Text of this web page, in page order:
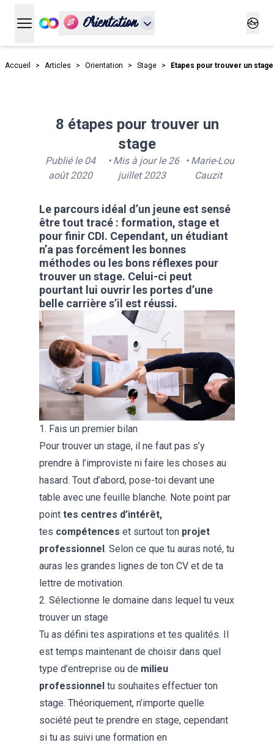
Ouvrir le menu principal
Orientation
Accueil > Articles > Orientation > Stage > Etapes pour trouver un stage
8 étapes pour trouver un
stage
Publié le04
août 2020
• Mis à jour le 26
juillet 2023
• Marie-Lou
Cauzit
Le parcours idéal d’un jeune est sensé
être tout tracé : formation, stage et
pour finir CDI. Cependant, un étudiant
n’a pas forcément les bonnes
méthodes ou les bons réflexes pour
trouver un stage. Celui-ci peut
pourtant lui ouvrir les portes d’une
belle carrière s’il est réussi.
1. Fais un premier bilan
Pour trouver un stage, il ne faut pas s’y
prendre à l’improviste ni faire les choses au
hasard. Tout d’abord, pose-toi devant une
table avec une feuille blanche. Note point par
point tes centres d’intérêt,
tes compétences et surtout ton projet
professionnel . Selon ce que tu auras noté, tu
auras les grandes lignes de ton CV et de ta
lettre de motivation.
2. Sélectionne le domaine dans lequel tu veux
trouver un stage
Tu as défini tes aspirations et tes qualités. Il
est temps maintenant de choisir dans quel
type d’entreprise ou de milieu
professionnel tu souhaites effectuer ton
stage. Théoriquement, n’importe quelle
société peut te prendre en stage, cependant
si tu as suivi une formation en